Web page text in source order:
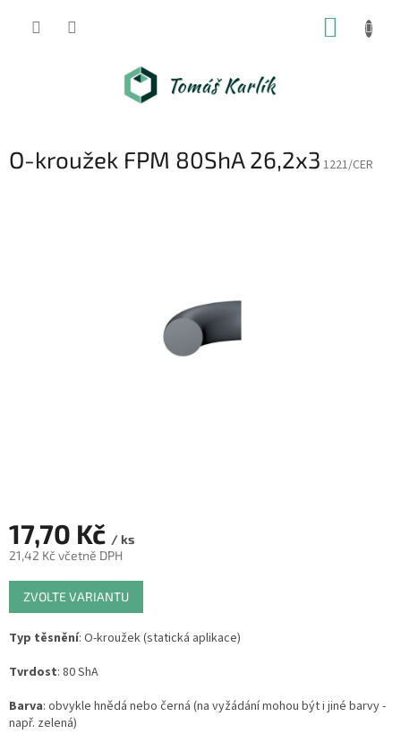
O-kroužek FPM 80ShA 26,2x3 1221/CER
17,70 Kč / ks
21,42 Kč včetně DPH
Měrná
cena:
ZVOLTE VARIANTU
Typ těsnění: O-kroužek (statická aplikace)
Tvrdost: 80 ShA
Barva: obvykle hnědá nebo černá (na vyžádání mohou být i jiné barvy -
např. zelená)